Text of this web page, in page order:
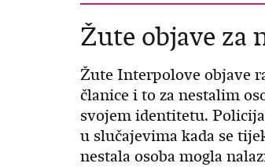
Žute objave za
Žute Interpolove objave
članice i to za nestalim
svojem identitetu.
u slučajevima kada se
nestala osoba mogla